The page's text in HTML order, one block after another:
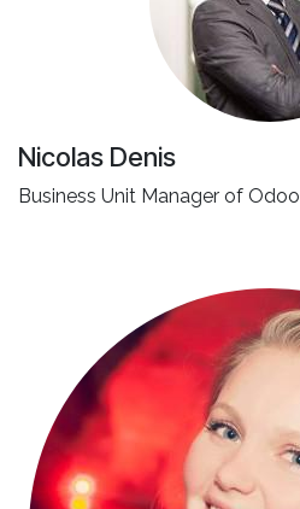
Nicolas Denis
Business Unit Manager of Odoo